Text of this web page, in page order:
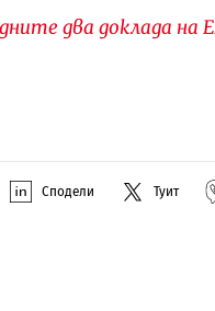
два доклада на
Сподели Туит